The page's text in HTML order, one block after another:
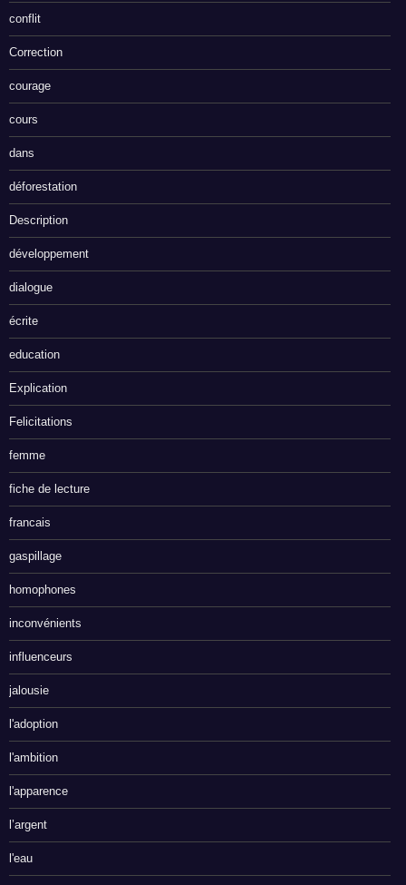
conflit
Correction
courage
cours
dans
déforestation
Description
développement
dialogue
écrite
education
Explication
Felicitations
femme
fiche de lecture
francais
gaspillage
homophones
inconvénients
influenceurs
jalousie
l'adoption
l'ambition
l'apparence
l’argent
l'eau